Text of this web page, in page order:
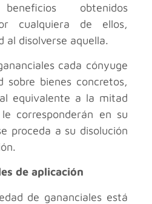
obtenidos
cualquiera de ellos,
al disolverse aquella.
cada cónyuge
bienes concretos,
equivalente a la mitad
corresponderán en su
proceda a su disolución
de aplicación
de gananciales está